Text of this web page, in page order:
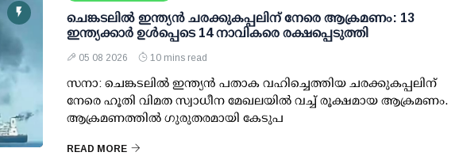
ചെങ്കടലില്‍ ഇന്ത്യന്‍ ചരക്കുകപ്പലിന് നേരെ ആക്രമണം: 13
ഇന്ത്യക്കാര്‍ ഉള്‍പ്പെടെ 14 നാവികരെ രക്ഷപ്പെടുത്തി
05 08 2026 10 mins read
സനാ: ചെങ്കടലില്‍ ഇന്ത്യന്‍ പതാക വഹിച്ചെത്തിയ ചരക്കുകപ്പലിന്
നേരെ ഹൂതി വിമത സ്വാധീന മേഖലയില്‍ വച്ച് രൂക്ഷമായ ആക്രമണം.
ആക്രമണത്തില്‍ ഗുരുതരമായി കേടുപ
READ MORE